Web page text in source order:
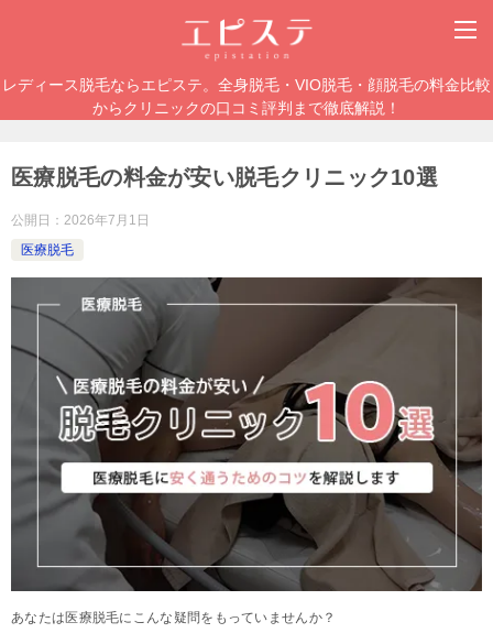
レディース脱毛ならエピステ。全身脱毛・VIO脱毛・顔脱毛の料金比較
からクリニックの口コミ評判まで徹底解説！
医療脱毛の料金が安い脱毛クリニック10選
公開日： 2026年7月1日
医療脱毛
あなたは医療脱毛にこんな疑問をもっていませんか？